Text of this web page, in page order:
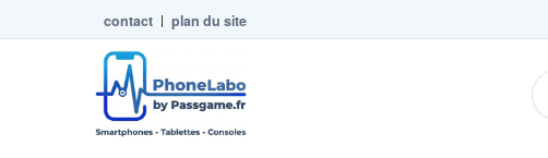
contact plan du site